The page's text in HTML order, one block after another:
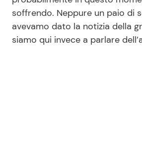
Mondo Mamma Le
soffrendo. Neppure un paio di
avevamo dato la notizia della
siamo qui invece a parlare